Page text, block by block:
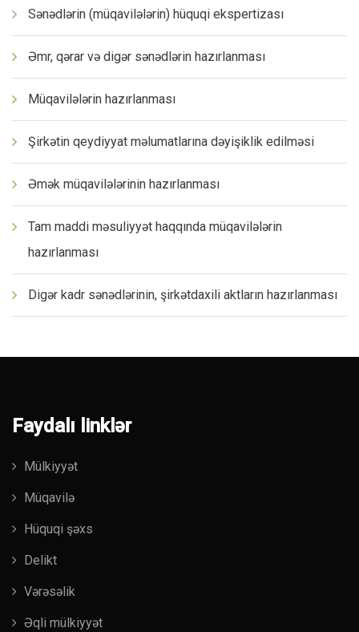
Sənədlərin (müqavilələrin) hüquqi ekspertizası
Əmr, qərar və digər sənədlərin hazırlanması
Müqavilələrin hazırlanması
Şirkətin qeydiyyat məlumatlarına dəyişiklik edilməsi
Əmək müqavilələrinin hazırlanması
Tam maddi məsuliyyət haqqında müqavilələrin
hazırlanması
Digər kadr sənədlərinin, şirkətdaxili aktların hazırlanması
Faydalı linklər
Mülkiyyət
Müqavilə
Hüquqi şəxs
Delikt
Vərəsəlik
Əqli mülkiyyət